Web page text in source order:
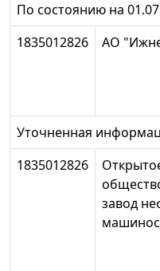
По состоянию на
1835012826
АО
Уточненная
1835012826
завод